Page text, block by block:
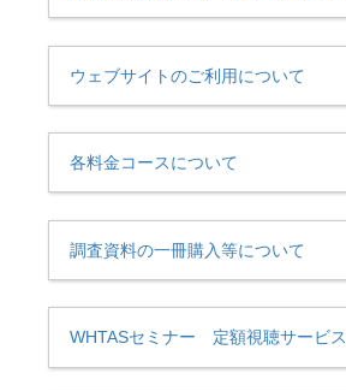
ウェブサイトのご利用について
各料金コースについて
調査資料の一冊購入等について
WHTASセミナー 定額視聴サービス